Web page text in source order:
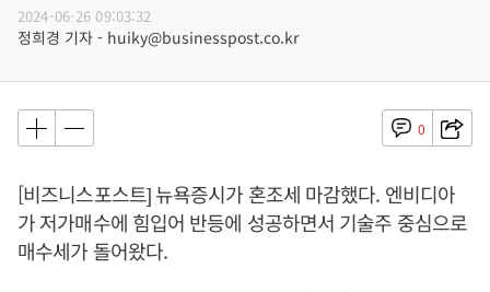
2024-06-26 09:03:32
정희경 기자 - huiky@businesspost.co.kr
0
[비즈니스포스트] 뉴욕증시가 혼조세 마감했다. 엔비디아
가 저가매수에 힘입어 반등에 성공하면서 기술주 중심으로
매수세가 돌어왔다.